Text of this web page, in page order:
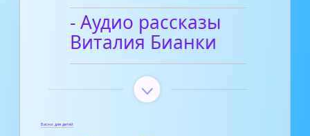
- Аудио рассказы
Виталия Бианки
Басни для детей